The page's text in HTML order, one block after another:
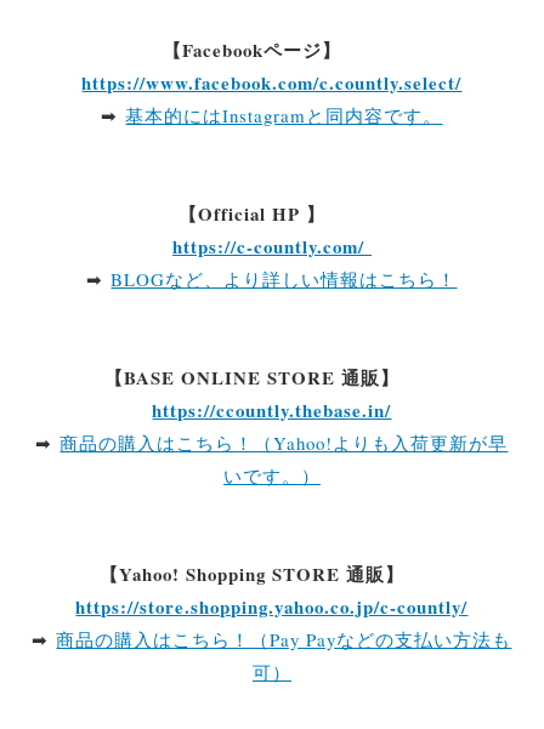
【Facebookページ】
https://www.facebook.com/c.countly.select/
➡基本的にはInstagramと同内容です。
【Official HP 】
https://c-countly.com/
➡BLOGなど、より詳しい情報はこちら！
【BASE ONLINE STORE 通販】
https://ccountly.thebase.in/
➡商品の購入はこちら！（Yahoo!よりも入荷更新が早
いです。）
【Yahoo! Shopping STORE 通販】
https://store.shopping.yahoo.co.jp/c-countly/
➡商品の購入はこちら！（Pay Payなどの支払い方法も
可）